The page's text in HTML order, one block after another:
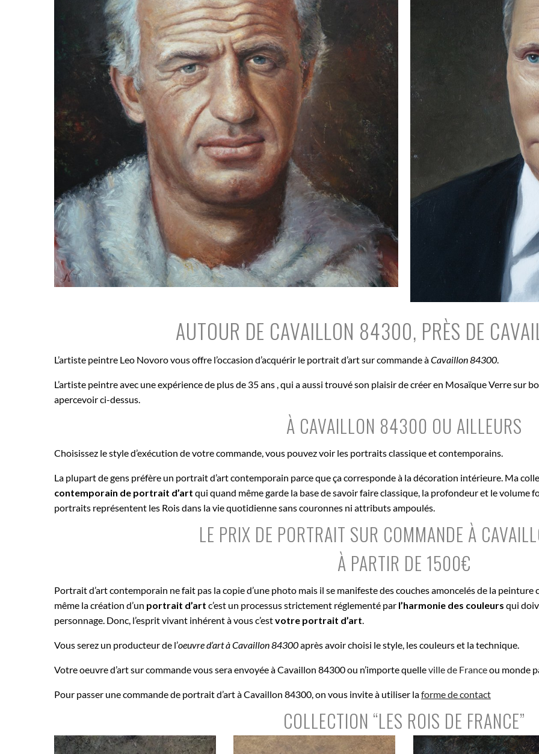
AUTOUR DE CAVAILLON 84300, PRÈS DE
L’artiste peintre Leo Novoro vous offre l’occasion d’acquérir le portrait d’art sur commande àCavaillon 84300.
L’artiste peintre avec une expérience de plus de 35 ans , qui a aussi trouvé son plaisir de créer en Mosaïque Verre sur
apercevoir ci-dessus.
À CAVAILLON 84300 OU AILLEURS
Choisissez le style d’exécution de votre commande, vous pouvez voir les portraits classique et contemporains.
La plupart de gens préfère un portrait d’art contemporain parce que ça corresponde à la décoration intérieure. Ma
contemporain de portrait d’art qui quand même garde la base de savoir faire classique, la profondeur et le volume
portraits représentent les Rois dans la vie quotidienne sans couronnes ni attributs ampoulés.
LE PRIX DE PORTRAIT SUR COMMANDE À
À PARTIR DE 1500€
Portrait d’art contemporain ne fait pas la copie d’une photo mais il se manifeste des couches amoncelés de la
même la création d’un portrait d’art c’est un processus strictement réglementé par l’harmonie des couleurs qui
personnage. Donc, l’esprit vivant inhérent à vous c’estvotre portrait d’art.
Vous serez un producteur de l’oeuvre d’art àCavaillon 84300après avoir choisi le style, les couleurs et la technique.
Votre oeuvre d’art sur commande vous sera envoyée à Cavaillon 84300 ou n’importe quelleville de Franceou monde
Pour passer une commande de portrait d’art à Cavaillon 84300, on vous invite à utiliser laforme de contact
COLLECTION “LES ROIS DE FRANCE”